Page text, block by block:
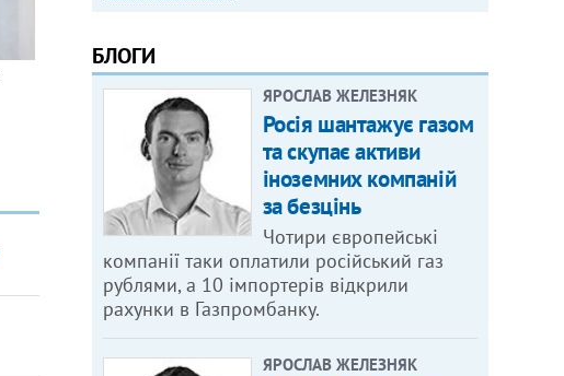
БЛОГИ
ЯРОСЛАВ ЖЕЛЕЗНЯК
Росія шантажує газом
та скупає активи
іноземних компаній
за безцінь
Чотири європейські
компанії таки оплатили російський газ
рублями, а 10 імпортерів відкрили
рахунки в Газпромбанку.
ЯРОСЛАВ ЖЕЛЕЗНЯК